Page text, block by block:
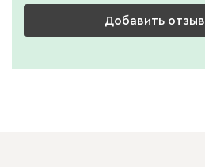
Добавить отзыв